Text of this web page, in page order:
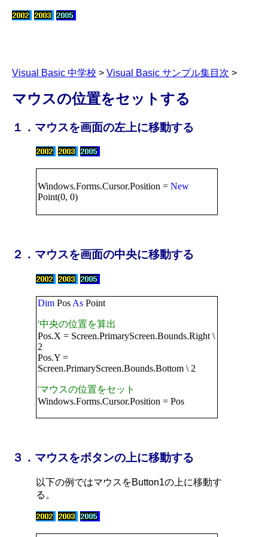
Visual Basic 中学校 > Visual Basic サンプル集目次 >
マウスの位置をセットする
１．マウスを画面の左上に移動する
Windows.Forms.Cursor.Position = New
Point(0, 0)
２．マウスを画面の中央に移動する
Dim Pos As Point
'中央の位置を算出
Pos.X = Screen.PrimaryScreen.Bounds.Right \
2
Pos.Y =
Screen.PrimaryScreen.Bounds.Bottom \ 2
'マウスの位置をセット
Windows.Forms.Cursor.Position = Pos
３．マウスをボタンの上に移動する
以下の例ではマウスをButton1の上に移動す
る。